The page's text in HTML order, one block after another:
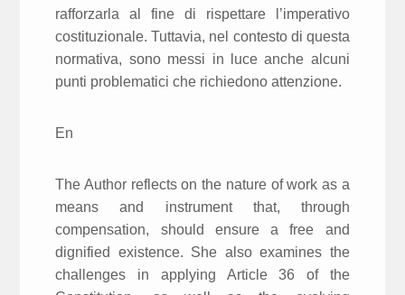
rafforzarla al fine di rispettare l’imperativo
costituzionale. Tuttavia, nel contesto di questa
normativa, sono messi in luce anche alcuni
punti problematici che richiedono attenzione.
En
The Author reflects on the nature of work as a
means and instrument that, through
compensation, should ensure a free and
dignified existence. She also examines the
challenges in applying Article 36 of the